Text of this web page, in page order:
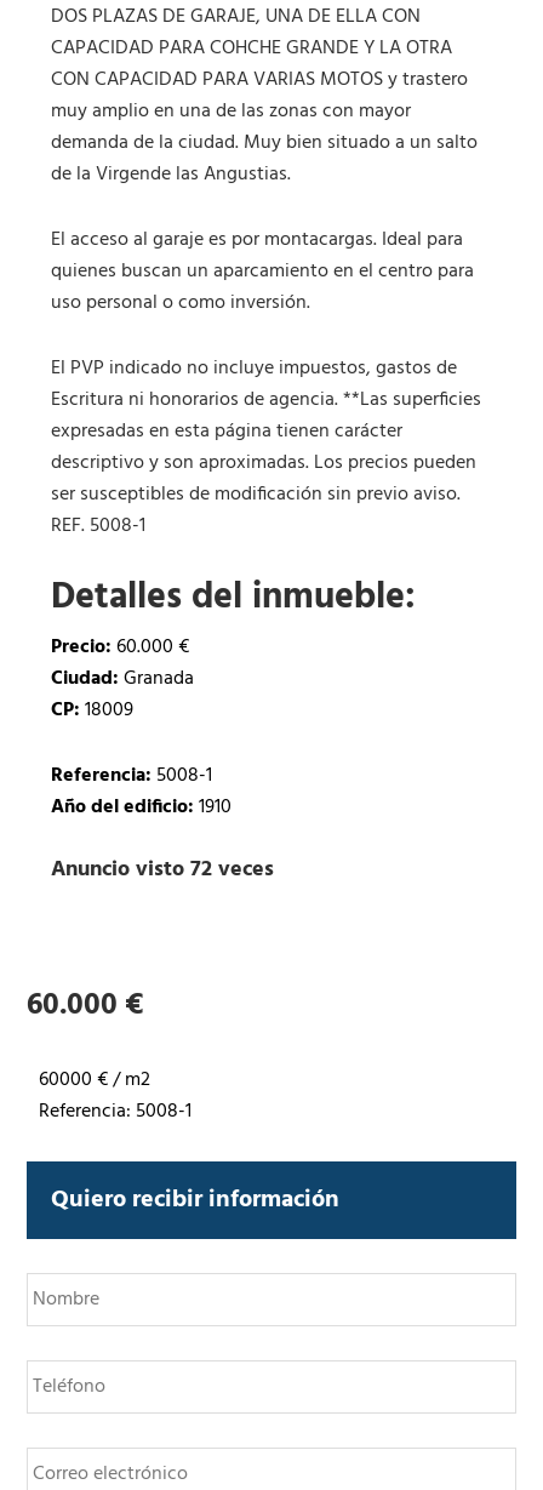
DOS PLAZAS DE GARAJE, UNA DE ELLA CON
CAPACIDAD PARA COHCHE GRANDE Y LA OTRA
CON CAPACIDAD PARA VARIAS MOTOS y trastero
muy amplio en una de las zonas con mayor
demanda de la ciudad. Muy bien situado a un salto
de la Virgende las Angustias.
El acceso al garaje es por montacargas. Ideal para
quienes buscan un aparcamiento en el centro para
uso personal o como inversión.
El PVP indicado no incluye impuestos, gastos de
Escritura ni honorarios de agencia. **Las superficies
expresadas en esta página tienen carácter
descriptivo y son aproximadas. Los precios pueden
ser susceptibles de modificación sin previo aviso.
REF. 5008-1
Detalles del inmueble:
Precio:60.000 €
Ciudad:Granada
CP:18009
Referencia: 5008-1
Año del edificio:1910
Anuncio visto 72 veces
60.000 €
60000 € / m2
Referencia: 5008-1
Quiero recibir información
N
o
m
r
e
*
T
e
l
f
o
C
o